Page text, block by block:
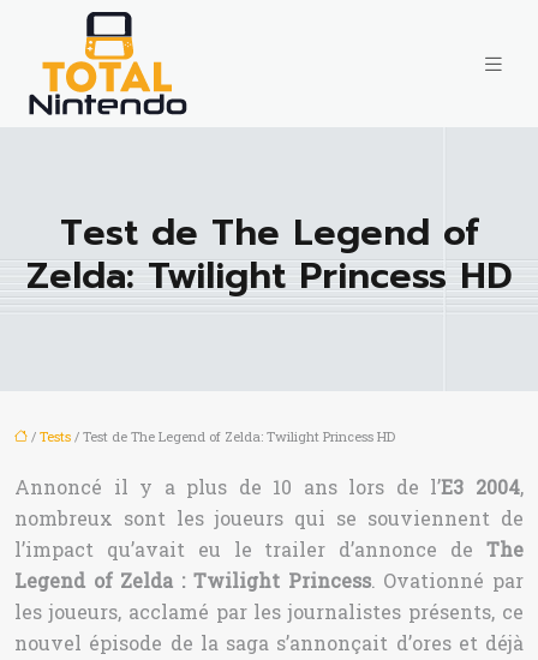
Test de The Legend of
Zelda: Twilight Princess HD
/ Tests / Test de The Legend of Zelda: Twilight Princess HD
Annoncé il y a plus de 10 ans lors de l’E3 2004,
nombreux sont les joueurs qui se souviennent de
l’impact qu’avait eu le trailer d’annonce de The
Legend of Zelda : Twilight Princess. Ovationné par
les joueurs, acclamé par les journalistes présents, ce
nouvel épisode de la saga s’annonçait d’ores et déjà